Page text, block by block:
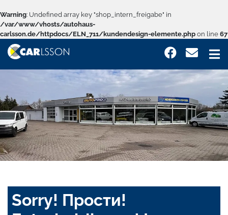
Warning: Undefined array key "shop_intern_freigabe" in
/var/www/vhosts/autohaus-
carlsson.de/httpdocs/ELN_711/kundendesign-elemente.php on line 67
Sorry! Прости!